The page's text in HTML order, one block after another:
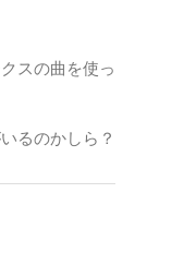
スの曲を使っ
るのかしら？